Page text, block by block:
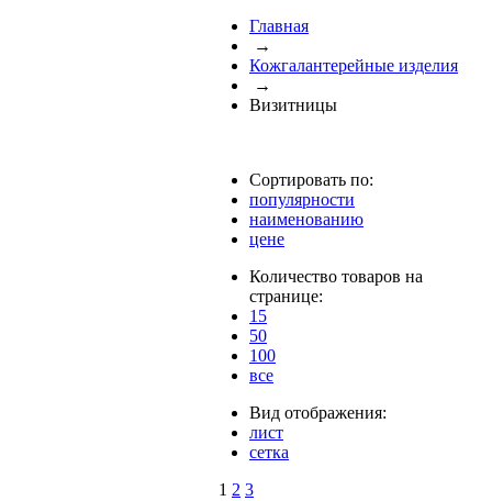
Главная
→
Кожгалантерейные изделия
→
Визитницы
Сортировать по:
популярности
наименованию
цене
Количество товаров на
странице:
15
50
100
все
Вид отображения:
лист
сетка
1 2 3